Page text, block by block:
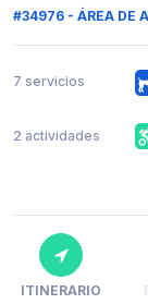
#34976 - ÁREA DE
7 servicios
2 actividades
ITINERARIO